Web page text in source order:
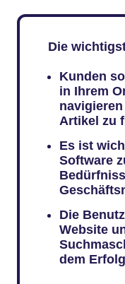
Die
Kunden
in Ihrem
Artikel zu
Es ist
Software
Die
Website
dem